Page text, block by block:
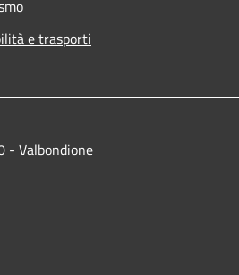
e trasporti
- Valbondione